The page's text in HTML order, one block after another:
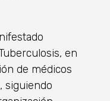
en
de médicos
siguiendo